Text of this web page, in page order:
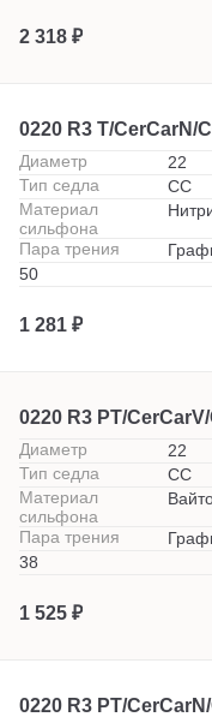
2 318 ₽
0220 R3 T/CerCarN/
Диаметр
22
Тип седла
СС
Материал
сильфона
Пара трения
50
1 281 ₽
0220 R3 PT/
Диаметр
22
Тип седла
СС
Материал
сильфона
Пара трения
38
1 525 ₽
0220 R3 PT/